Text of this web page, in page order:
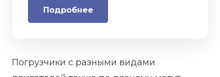
Подробнее
Погрузчики с разными видами